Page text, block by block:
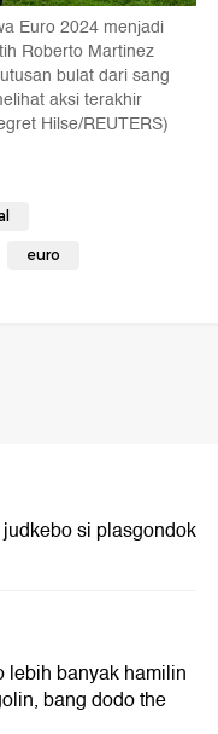
Euro 2024 menjadi
Roberto Martinez
bulat dari sang
aksi terakhir
Hilse/REUTERS)
euro